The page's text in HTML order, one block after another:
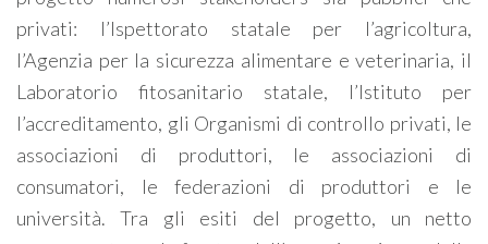
privati: l’Ispettorato statale per l’agricoltura,
l’Agenzia per la sicurezza alimentare e veterinaria, il
Laboratorio fitosanitario statale, l’Istituto per
l’accreditamento, gli Organismi di controllo privati, le
associazioni di produttori, le associazioni di
consumatori, le federazioni di produttori e le
università. Tra gli esiti del progetto, un netto